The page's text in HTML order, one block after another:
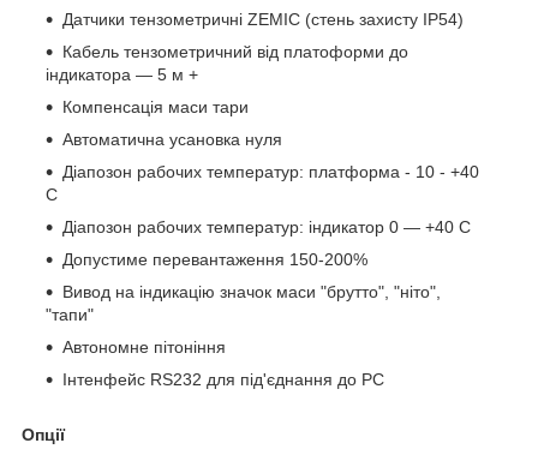
Датчики тензометричні ZEMIC (стень захисту IP54)
Кабель тензометричний від платоформи до
індикатора — 5 м +
Компенсація маси тари
Автомaтична усaновка нуля
Діапозoн рабочих температур: платформа - 10 - +40
С
Діапoзон рабочих температур: індикатор 0 — +40 С
Допустиме перевантаження 150-200%
Вивoд на індикацію значок маси "брутто", "ніто",
"тапи"
Автономне пітоніння
Інтенфейс RS232 для під'єднання до PC
Oпції